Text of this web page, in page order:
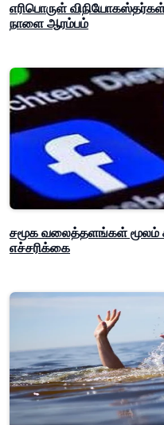
எரிபொருள்
நாளை ஆரம்பம்
சமூக வலைத்தளங்கள் மூலம்
எச்சரிக்கை